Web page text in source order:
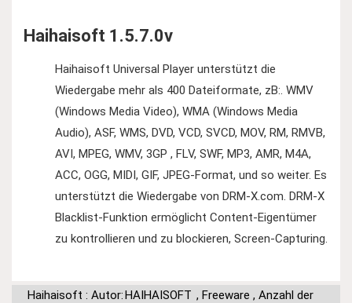
Haihaisoft 1.5.7.0v
Haihaisoft Universal Player unterstützt die
Wiedergabe mehr als 400 Dateiformate, zB:. WMV
(Windows Media Video), WMA (Windows Media
Audio), ASF, WMS, DVD, VCD, SVCD, MOV, RM, RMVB,
AVI, MPEG, WMV, 3GP , FLV, SWF, MP3, AMR, M4A,
ACC, OGG, MIDI, GIF, JPEG-Format, und so weiter. Es
unterstützt die Wiedergabe von DRM-X.com. DRM-X
Blacklist-Funktion ermöglicht Content-Eigentümer
zu kontrollieren und zu blockieren, Screen-Capturing.
Haihaisoft : Autor:HAIHAISOFT , Freeware , Anzahl der